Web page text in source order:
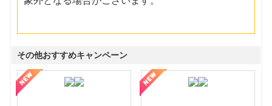
その他おすすめキャンペーン